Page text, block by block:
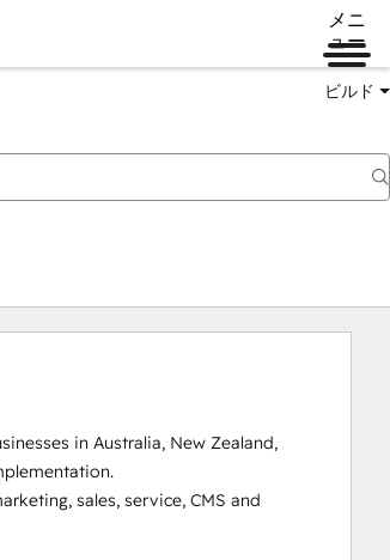
メニ
ュー
ビルド
in Australia, New Zealand,
sales, service, CMS and